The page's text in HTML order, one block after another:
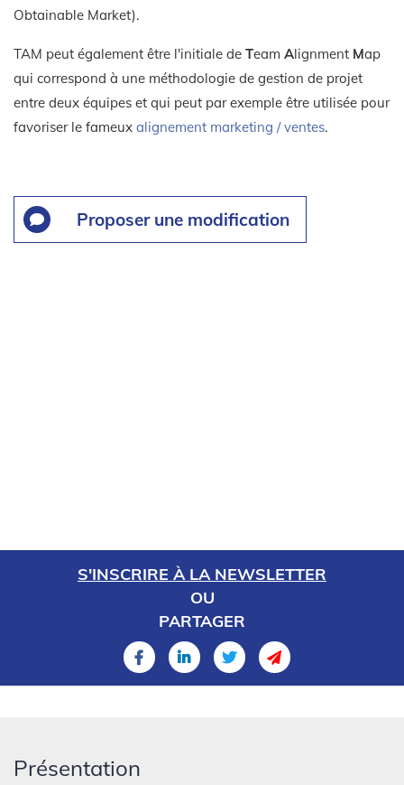
Obtainable Market).
TAM peut également être l'initiale de Team Alignment Map
qui correspond à une méthodologie de gestion de projet
entre deux équipes et qui peut par exemple être utilisée pour
favoriser le fameux alignement marketing / ventes.
Proposer une modification
S'INSCRIRE À LA NEWSLETTER
OU
PARTAGER
Présentation